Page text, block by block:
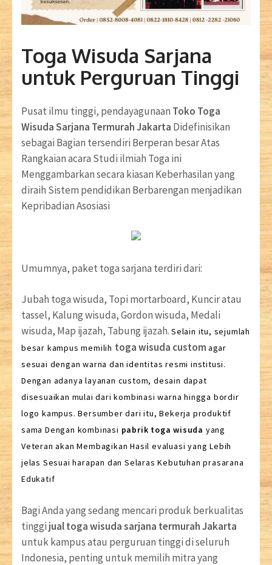
Toga Wisuda Sarjana
untuk Perguruan Tinggi
Pusat ilmu tinggi, pendayagunaan Toko Toga
Wisuda Sarjana Termurah Jakarta Didefinisikan
sebagai Bagian tersendiri Berperan besar Atas
Rangkaian acara Studi ilmiah Toga ini
Menggambarkan secara kiasan Keberhasilan yang
diraih Sistem pendidikan Berbarengan menjadikan
Kepribadian Asosiasi
Umumnya, paket toga sarjana terdiri dari:
Jubah toga wisuda, Topi mortarboard, Kuncir atau
tassel, Kalung wisuda, Gordon wisuda, Medali
wisuda, Map ijazah, Tabung ijazah. Selain itu, sejumlah
besar kampus memilih toga wisuda custom agar
sesuai dengan warna dan identitas resmi institusi.
Dengan adanya layanan custom, desain dapat
disesuaikan mulai dari kombinasi warna hingga bordir
logo kampus. Bersumber dari itu, Bekerja produktif
sama Dengan kombinasi pabrik toga wisuda yang
Veteran akan Membagikan Hasil evaluasi yang Lebih
jelas Sesuai harapan dan Selaras Kebutuhan prasarana
Edukatif
Bagi Anda yang sedang mencari produk berkualitas
tinggi jual toga wisuda sarjana termurah Jakarta
untuk kampus atau perguruan tinggi di seluruh
Indonesia, penting untuk memilih mitra yang